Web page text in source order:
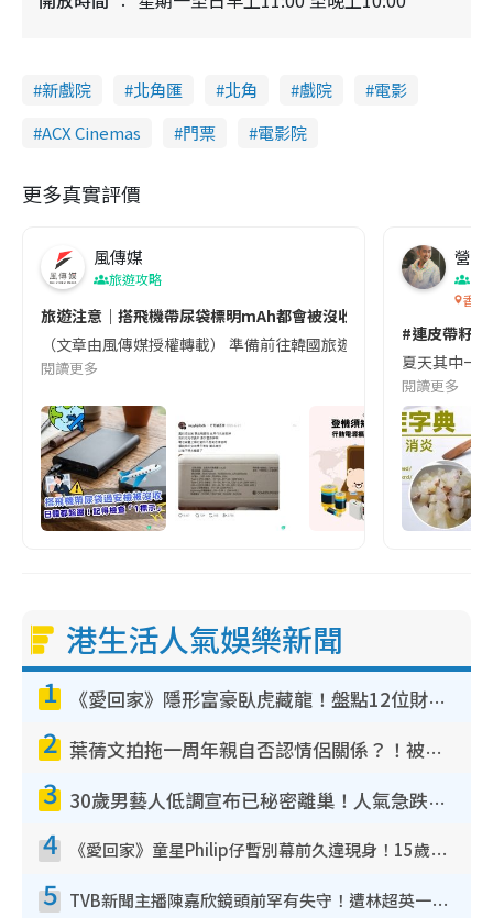
新戲院 北角匯 北角 戲院
電影
ACX Cinemas
門票 電影院
更多真實評價
風傳媒
旅遊攻略
旅遊注意｜搭飛機帶尿袋標明mAh都會被沒收😱出發前切記檢查
（文章由風傳媒授權轉載） 準備前往韓國旅遊的民眾，近期要
閱讀更多
營養
香港
#連皮帶籽
夏天其中一
閱讀更多
港生活人氣娛樂新聞
1 《愛回家》隱形富豪臥虎藏龍！盤點12位財氣逼人的有錢藝人：呢位靚女3億身家唔憂做
2 葉蒨文拍拖一周年親自否認情侶關係？！被質疑感情造假竟稱GM「普通同事」
3 30歲男藝人低調宣布已秘密離巢！人氣急跌變失蹤人口︰「這幾年過得並不容易」
4 《愛回家》童星Philip仔暫別幕前久違現身！15歲近況暴風長高蛻變帥氣少男
5 TVB新聞主播陳嘉欣鏡頭前罕有失守！遭林超英一句說話突襲嚇親當場大笑